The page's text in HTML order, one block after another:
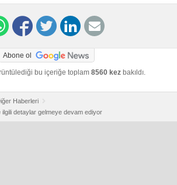
Abone ol
bu içeriğe toplam 8560 kez bakıldı.
Haberleri
ilgili detaylar gelmeye devam ediyor